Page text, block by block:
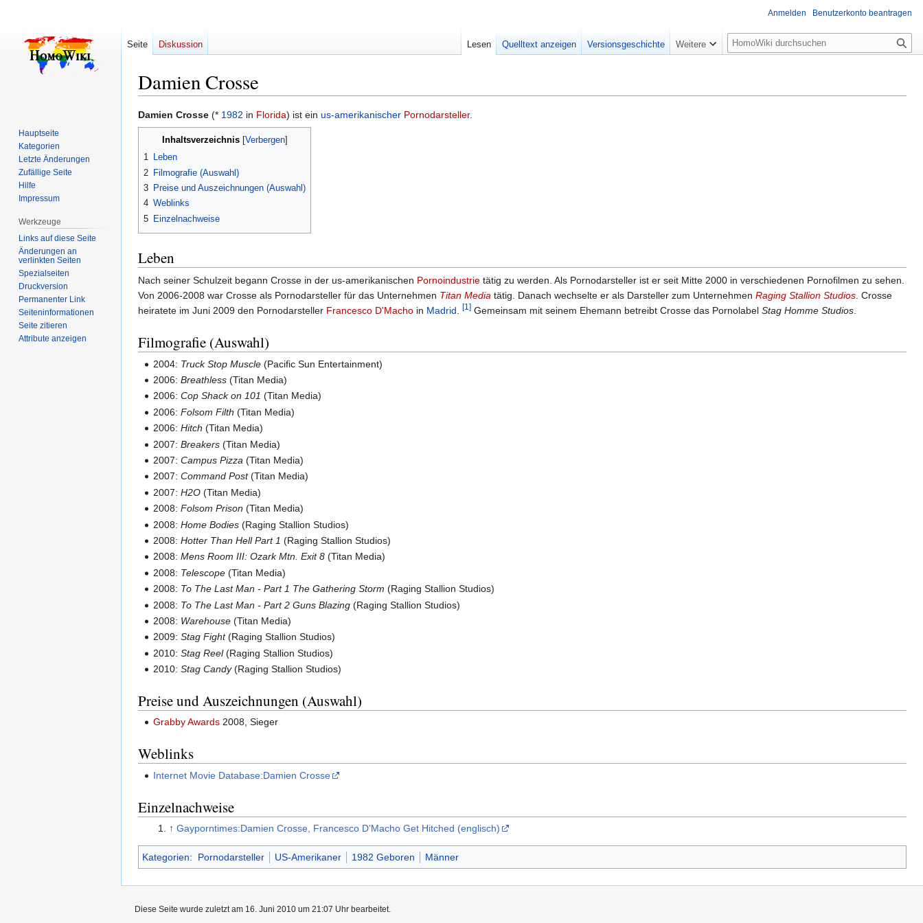
Damien Crosse
Zur
Navigation
springen
Zur
Suche
springen
Damien Crosse (* 1982 in Florida) ist ein us-amerikanischer Pornodarsteller.
Inhaltsverzeichnis
1 Leben
2 Filmografie (Auswahl)
3 Preise und Auszeichnungen (Auswahl)
4 Weblinks
5 Einzelnachweise
Leben
Nach seiner Schulzeit begann Crosse in der us-amerikanischen Pornoindustrie tätig zu werden. Als Pornodarsteller ist er seit Mitte 2000 in verschiedenen Pornofilmen zu sehen.
Von 2006-2008 war Crosse als Pornodarsteller für das Unternehmen Titan Media tätig. Danach wechselte er als Darsteller zum Unternehmen Raging Stallion Studios. Crosse
heiratete im Juni 2009 den Pornodarsteller Francesco D'Macho in Madrid. [1] Gemeinsam mit seinem Ehemann betreibt Crosse das Pornolabel Stag Homme Studios.
Filmografie (Auswahl)
2004: Truck Stop Muscle (Pacific Sun Entertainment)
2006:Breathless (Titan Media)
2006:Cop Shack on 101 (Titan Media)
2006:Folsom Filth (Titan Media)
2006:Hitch (Titan Media)
2007:Breakers (Titan Media)
2007:Campus Pizza (Titan Media)
2007:Command Post(Titan Media)
2007:H2O (Titan Media)
2008:Folsom Prison (Titan Media)
2008:Home Bodies (Raging Stallion Studios)
2008:Hotter Than Hell Part 1 (Raging Stallion Studios)
2008:Mens Room III: Ozark Mtn. Exit 8 (Titan Media)
2008: Telescope (Titan Media)
2008: To The Last Man - Part 1 The Gathering Storm (Raging Stallion Studios)
2008: To The Last Man - Part 2 Guns Blazing (Raging Stallion Studios)
2008: Warehouse (Titan Media)
2009:Stag Fight(Raging Stallion Studios)
2010:Stag Reel(Raging Stallion Studios)
2010:Stag Candy(Raging Stallion Studios)
Preise und Auszeichnungen (Auswahl)
Grabby Awards 2008, Sieger
Weblinks
Internet Movie Database:Damien Crosse
Einzelnachweise
↑ Gayporntimes:Damien Crosse, Francesco D’Macho Get Hitched (englisch)
Kategorien: Pornodarsteller US-Amerikaner 1982 Geboren Männer
Anmelden Benutzerkonto beantragen
Seite Diskussion Lesen Quelltext anzeigen Versionsgeschichte Weitere
Suche
Hauptseite
Kategorien
Letzte Änderungen
Zufällige Seite
Hilfe
Impressum
Werkzeuge
Links auf diese Seite
Änderungen an
verlinkten Seiten
Spezialseiten
Druckversion
Permanenter Link
Seiten­­informationen
Seite zitieren
Attribute anzeigen
Diese Seite wurde zuletzt am 16. Juni 2010 um 21:07 Uhr bearbeitet.